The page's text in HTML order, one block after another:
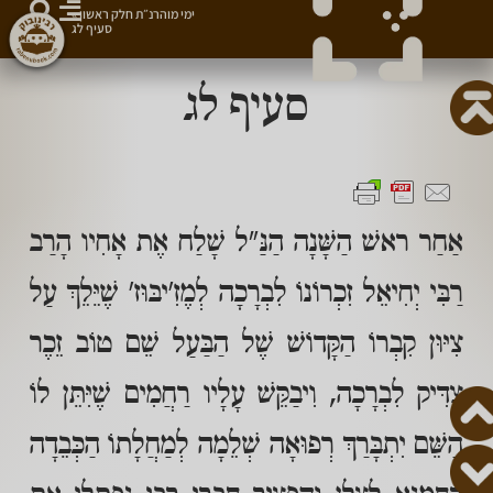
סעיף לג
אַחַר ראשׁ הַשָּׁנָה הַנַּ"ל שָׁלַח אֶת אָחִיו הָרַב
רַבִּי יְחִיאֵל זִכְרוֹנוֹ לִבְרָכָה לְמֶזִ'יבּוּז' שֶׁיֵּלֵךְ עַל
צִיּוּן קִבְרוֹ הַקָּדוֹשׁ שֶׁל הַבַּעַל שֵׁם טוֹב זֵכֶר
צַדִּיק לִבְרָכָה, וִיבַקֵּשׁ עָלָיו רַחֲמִים שֶׁיִּתֵּן לוֹ
הַשֵּׁם יִתְבָּרַךְ רְפוּאָה שְׁלֵמָה לְמַחֲלָתוֹ הַכְּבֵדָה
ימי מוהרנ״ת חלק ראשון»
סעיף לג